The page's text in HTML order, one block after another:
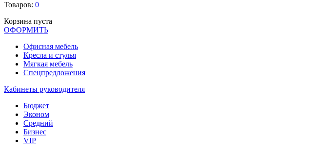
Товаров: 0
Корзина пуста
ОФОРМИТЬ
Офиcная мебель
Кресла и стулья
Мягкая мебель
Спецпредложения
Кабинеты руководителя
Бюджет
Эконом
Средний
Бизнес
VIP